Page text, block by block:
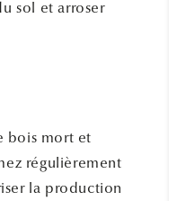
sol et arroser
bois mort et
régulièrement
la production